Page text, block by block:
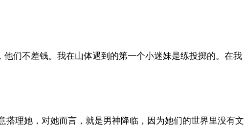
们不差钱。我在山体遇到的第一个小迷妹是练投掷的。在我
理她，对她而言，就是男神降临，因为她们的世界里没有文